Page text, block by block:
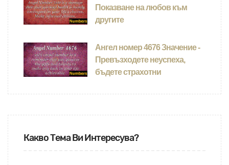
Показване на любов към
другите
Ангел номер 4676 Значение -
Превъзходете неуспеха,
бъдете страхотни
Какво Тема Ви Интересува?